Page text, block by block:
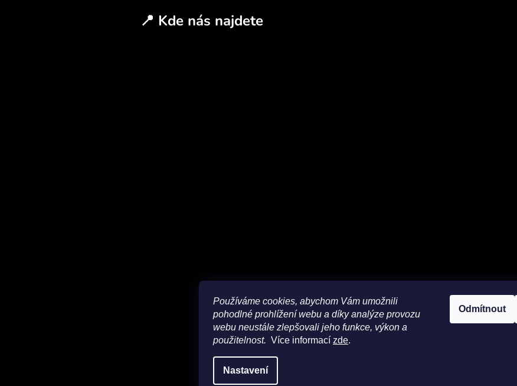
Používáme cookies, abychom Vám umožnili
pohodlné prohlížení webu a díky analýze provozu
webu neustále zlepšovali jeho funkce, výkon a
použitelnost. Více informací zde.
Nastavení
Odmítnout
📍 Kde nás najdete
📍 Zobrazit na mapě / Navigovat